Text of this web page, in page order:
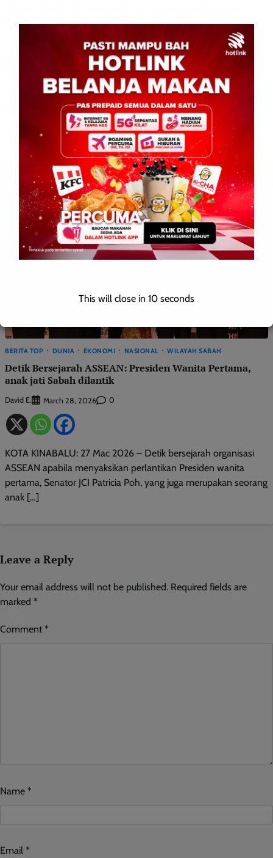
Ewon
January 28, 2026 0
Kuala Lumpur: 28 Januari 2026 – Dokumen-dokumen utama
pembentukan negara iaitu Laporan Suruhanjaya Cobbold,
Laporan Jawatankuasa Antara Kerajaan (IGC) dan Perjanjian
Malaysia 1963 (MA63) dijadikan […]
BERITA TOP DUNIA EKONOMI NASIONAL WILAYAH SABAH
Detik Bersejarah ASSEAN: Presiden Wanita Pertama,
anak jati Sabah dilantik
David E. March 28, 2026 0
KOTA KINABALU: 27 Mac 2026 – Detik bersejarah organisasi
ASSEAN apabila menyaksikan perlantikan Presiden wanita
pertama, Senator JCI Patricia Poh, yang juga merupakan seorang
anak […]
Leave a Reply
Your email address will not be published. Required fields are
marked *
Comment *
Name *
Email *
This will close in 10 seconds